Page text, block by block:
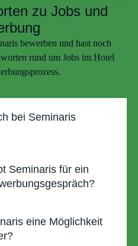
zu Jobs und
bewerben und hast noch
rund um Jobs im Hotel
bei Seminaris
Seminaris für ein
eine Möglichkeit